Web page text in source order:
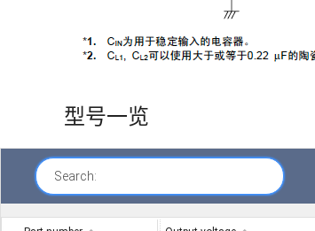
型号一览
Search: